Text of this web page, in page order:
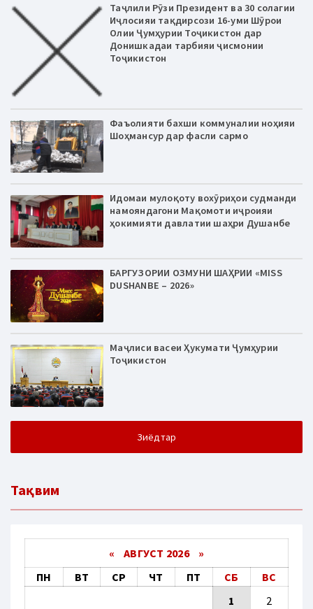
Таҷлили Рӯзи Президент ва 30 солагии
Иҷлосияи тақдирсози 16-уми Шӯрои
Олии Ҷумҳурии Тоҷикистон дар
Донишкадаи тарбияи ҷисмонии
Тоҷикистон
Фаъолияти бахши коммуналии ноҳияи
Шоҳмансур дар фасли сармо
Идомаи мулоқоту вохӯриҳои судманди
намояндагони Мақомоти иҷроияи
ҳокимияти давлатии шаҳри Душанбе
БАРГУЗОРИИ ОЗМУНИ ШАҲРИИ «MISS
DUSHANBE – 2026»
Маҷлиси васеи Ҳукумати Ҷумҳурии
Тоҷикистон
Зиёдтар
Тақвим
« АВГУСТ 2026 »
ПН
ВТ СР ЧТ ПТ СБ
ВС
1
2